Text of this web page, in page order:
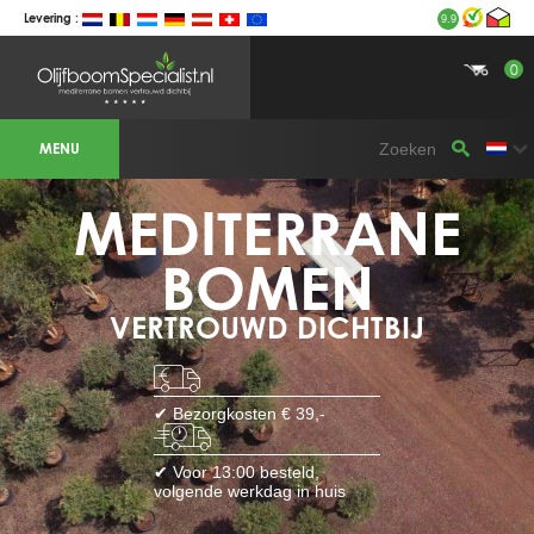
Levering : 9.9
BOTANICALGROUP WERKGEBIEDEN &
WEBSITES
OLIJFBOOMSPECIALIST.NL
OLIJFBOOMSPECIALIST.BE
LESPECIALISTEDESOLIVIERS.FR
OLIVENBAUM.DE
DRZEWAOLIWNE.PL
OLIVETREESPECIALIST.COM
Bomen
BOMEN.NL
GROENBLIJVENDEBOMEN.NL
GROENBLIJVENDEBOMEN.BE
PALMBOMENSPECIALIST.NL
IMMERGRUENEBAEUME.DE
Botanicalgroup
BOTANICALGROUP.EU
BOTANICALGROUP.DE
BOTANICALGROUP.BE
0
MENU
MEDITERRANE
BOMEN
VERTROUWD DICHTBIJ
✔ Bezorgkosten € 39,-
✔ Voor 13:00 besteld,
volgende werkdag in huis